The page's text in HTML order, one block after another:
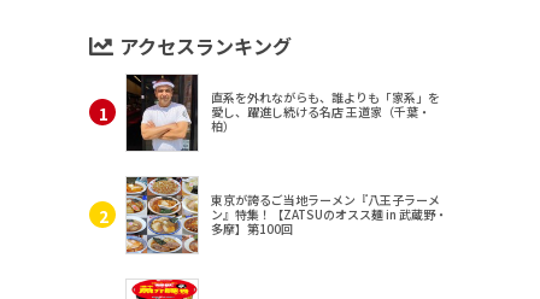
アクセスランキング
直系を外れながらも、誰よりも「家系」を
愛し、躍進し続ける名店 王道家（千葉・
柏）
東京が誇るご当地ラーメン『八王子ラーメ
ン』特集！【ZATSUのオスス麺 in 武蔵野・
多摩】第100回